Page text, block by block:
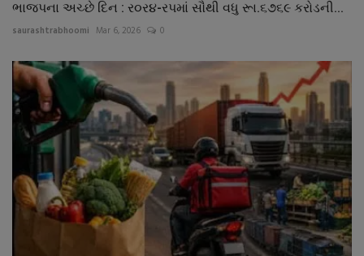
ભાજપના અચ્છે દિન : ર૦ર૪-રપમાં સૌથી વધુ રૂા.૬૭૬૯ કરોડની...
saurashtrabhoomi Mar 6, 2026 0